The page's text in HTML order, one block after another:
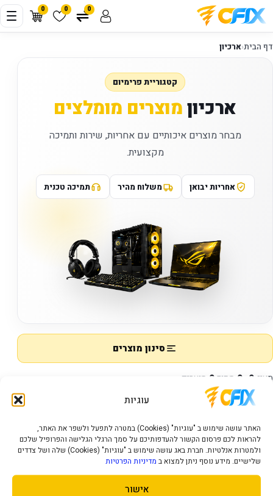
עוגיות
האתר עושה שימוש ב "עוגיות" (Cookies) במטרה לתפעל ולשפר את האתר,
להראות לכם פרסום הקשור להעדפותיכם על סמך הרגלי הגלישה והפרופיל שלכם
ולמטרות אנלטיות. חברת באג עושה שימוש ב "עוגיות" (Cookies) שלה ושל צדדים
שלישיים. מידע נוסף ניתן למצוא ב מדיניות הפרטיות
אישור
0 0 0
דף הבית‹ארכיון
קטגוריית פרימיום
ארכיוןמוצרים מומלצים
מבחר מוצרים איכותיים עם אחריות, שירות ותמיכה
מקצועית.
אחריות יבואן משלוח מהיר תמיכה טכנית
סינון מוצרים
מציג 0–0 מתוך0 מוצרים
ארכיון
אין מוצרים להצגה.